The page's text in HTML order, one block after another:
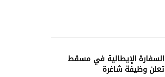
السفارة الإيطالية في مسقط
تعلن وظيفة شاغرة